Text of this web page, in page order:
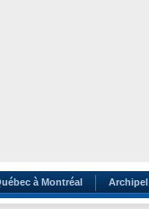
à Montréal Archipel